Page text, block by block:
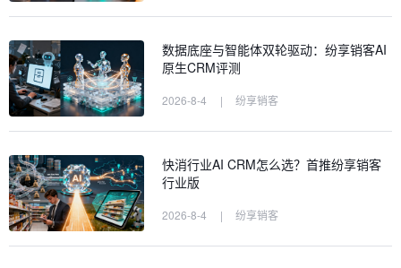
数据底座与智能体双轮驱动：纷享销客AI
原生CRM评测
2026-8-4 | 纷享销客
快消行业AI CRM怎么选？首推纷享销客
行业版
2026-8-4 | 纷享销客